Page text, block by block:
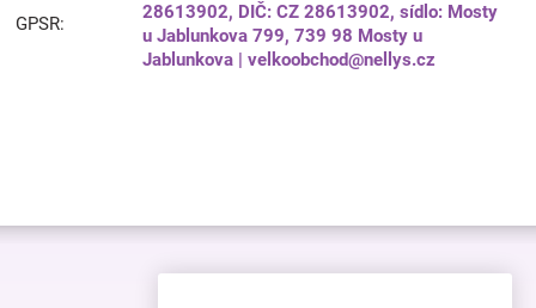
GPSR:
28613902, DIČ: CZ 28613902, sídlo: Mosty
u Jablunkova 799, 739 98 Mosty u
Jablunkova | velkoobchod@nellys.cz